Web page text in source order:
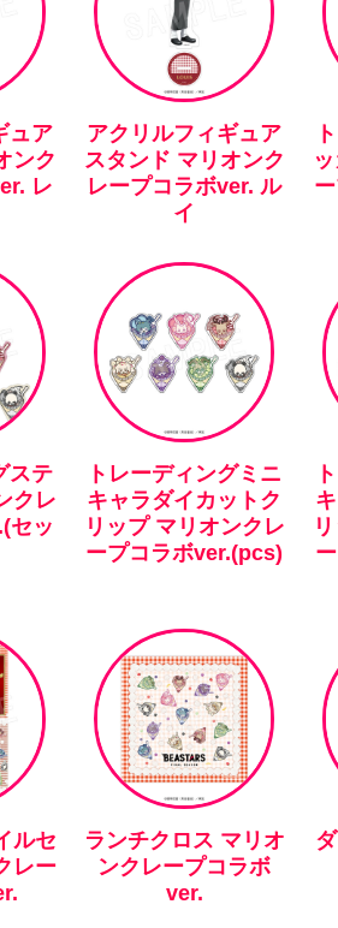
ュア
ンク
レ
アクリルフィギュア
スタンド マリオンク
レープコラボver. ル
イ
ステ
クレ
セッ
トレーディングミニ
キャラダイカットク
リップ マリオンクレ
ープコラボver.(pcs)
ルセ
レー
ランチクロス マリオ
ンクレープコラボ
ver.